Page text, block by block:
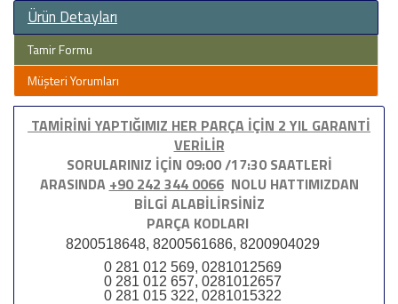
Ürün Detayları
Tamir Formu
Müşteri Yorumları
TAMİRİNİ YAPTIĞIMIZ HER PARÇA İÇİN 2 YIL GARANTİ
VERİLİR
SORULARINIZ İÇİN 09:00 /17:30 SAATLERİ
ARASINDA +90 242 344 0066NOLU HATTIMIZDAN
BİLGİ ALABİLİRSİNİZ
PARÇA KODLARI
8200518648, 8200561686, 8200904029
0 281 012 569, 0281012569
0 281 012 657, 0281012657
0 281 015 322, 0281015322